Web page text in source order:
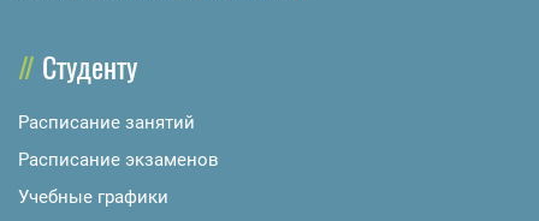
Студенту
Расписание занятий
Расписание экзаменов
Учебные графики